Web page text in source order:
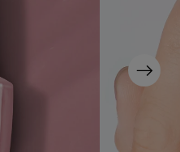
Next